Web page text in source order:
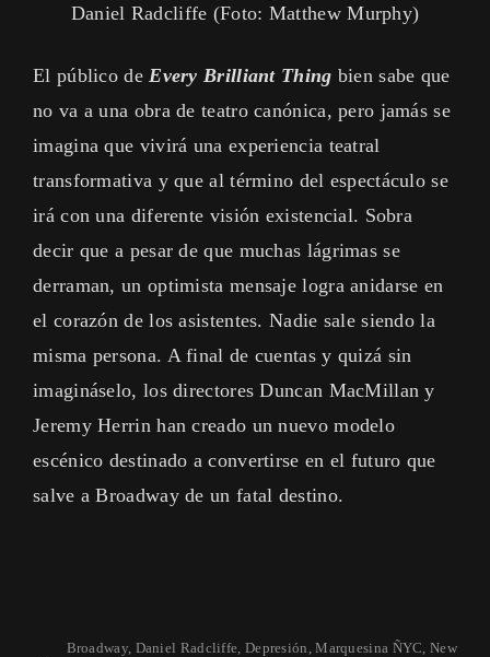
Daniel Radcliffe (Foto: Matthew Murphy)
El público de Every Brilliant Thing bien sabe que
no va a una obra de teatro canónica, pero jamás se
imagina que vivirá una experiencia teatral
transformativa y que al término del espectáculo se
irá con una diferente visión existencial. Sobra
decir que a pesar de que muchas lágrimas se
derraman, un optimista mensaje logra anidarse en
el corazón de los asistentes. Nadie sale siendo la
misma persona. A final de cuentas y quizá sin
imagináselo, los directores Duncan MacMillan y
Jeremy Herrin han creado un nuevo modelo
escénico destinado a convertirse en el futuro que
salve a Broadway de un fatal destino.
Broadway, Daniel Radcliffe Depresión ,Marquesina ÑYC ,New